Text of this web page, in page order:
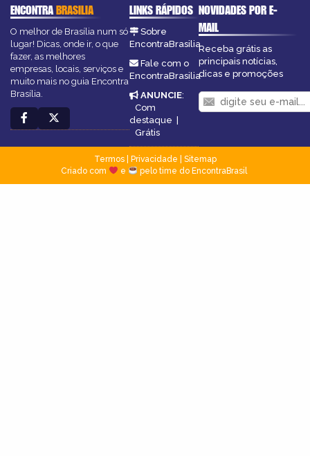
ENCONTRABRASILIA
O melhor de Brasília num só
lugar! Dicas, onde ir, o que
fazer, as melhores
empresas, locais, serviços e
muito mais no guia Encontra
Brasília.
LINKS RÁPIDOS
Sobre
EncontraBrasilia
Fale com o
EncontraBrasilia
ANUNCIE:
Com
destaque |
Grátis
NOVIDADES POR E-
MAIL
Receba grátis as
principais notícias,
dicas e promoções
Termos| Privacidade
Sitemap
Criado com
e pelo time do EncontraBrasil